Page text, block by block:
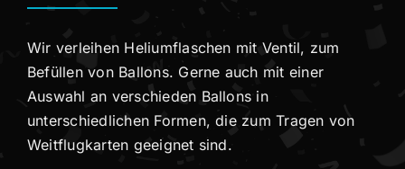
Wir verleihen Heliumflaschen mit Ventil, zum
Befüllen von Ballons. Gerne auch mit einer
Auswahl an verschieden Ballons in
unterschiedlichen Formen, die zum Tragen von
Weitflugkarten geeignet sind.